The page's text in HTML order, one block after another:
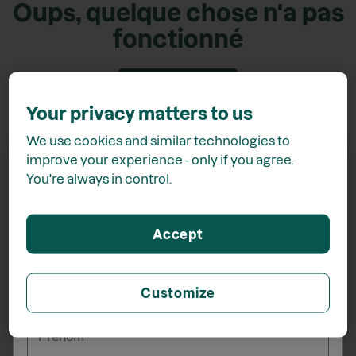
Oups, quelque chose n'a pas
fonctionné
Your privacy matters to us
We use cookies and similar technologies to
improve your experience - only if you agree.
You're always in control.
Customize
Accept
15% de rabais*
lors de votre inscription à l'infolettre
_______